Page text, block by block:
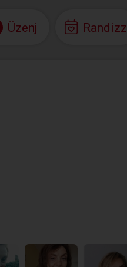
Üzenj Randizz